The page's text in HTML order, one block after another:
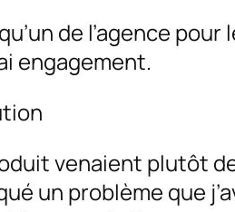
de l’agence pour
engagement.
venaient plutôt
un problème que